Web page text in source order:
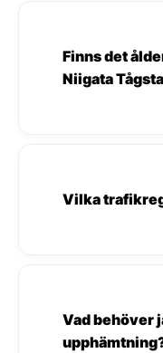
Finns det
Niigata
Vilka
Vad behöver